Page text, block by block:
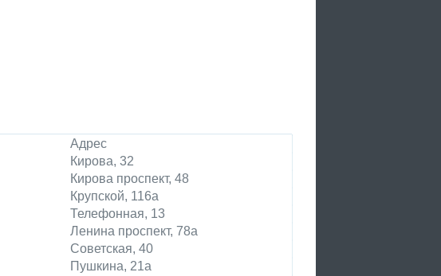
Адрес
Кирова, 32
Кирова проспект, 48
Крупской, 116а
Телефонная, 13
Ленина проспект, 78а
Советская, 40
Пушкина, 21а